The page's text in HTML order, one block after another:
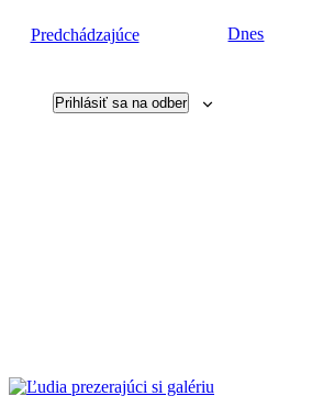
PredchádzajúceUdalosti Dnes
Prihlásiť sa na odber